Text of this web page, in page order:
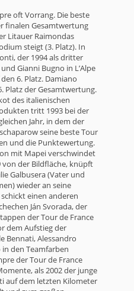
oft Vorrang. Die beste
finalen Gesamtwertung
Litauer Raimondas
steigt (3. Platz). In
der 1994 als dritter
Gianni Bugno in L’Alpe
6. Platz. Damiano
Platz der Gesamtwertung.
des italienischen
tritt 1993 bei der
Jahr, in dem der
seine beste Tour
und die Punktewertung.
mit Mapei verschwindet
von der Bildfläche, knüpft
Galbusera (Vater und
wieder an seine
einen anderen
Ján Svorada, der
der Tour de France
dem Aufstieg der
Bennati, Alessandro
den Teamfarben
der Tour de France
als 2002 der junge
auf dem letzten Kilometer